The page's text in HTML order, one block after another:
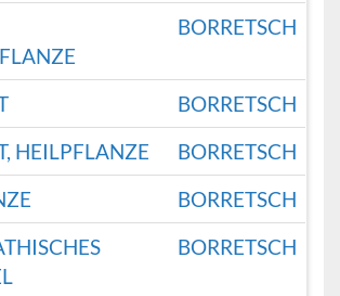
BORRETSCH
BORRETSCH
HEILPFLANZE
BORRETSCH
BORRETSCH
BORRETSCH